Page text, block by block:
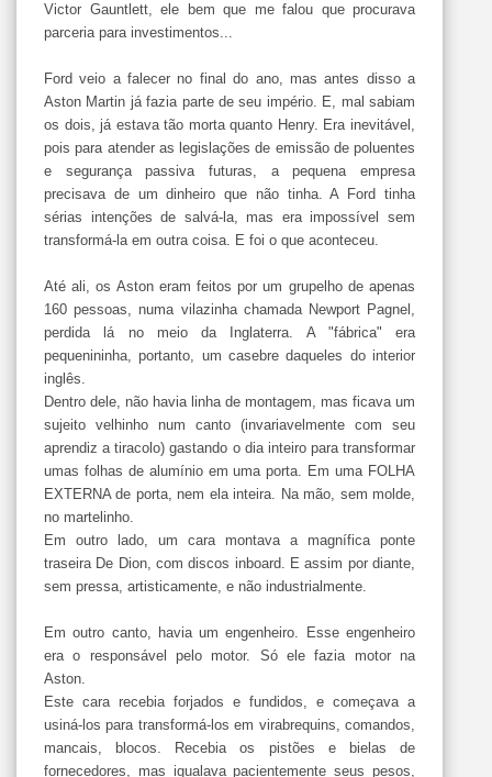
Victor Gauntlett, ele bem que me falou que procurava
parceria para investimentos...
Ford veio a falecer no final do ano, mas antes disso a
Aston Martin já fazia parte de seu império. E, mal sabiam
os dois, já estava tão morta quanto Henry. Era inevitável,
pois para atender as legislações de emissão de poluentes
e segurança passiva futuras, a pequena empresa
precisava de um dinheiro que não tinha. A Ford tinha
sérias intenções de salvá-la, mas era impossível sem
transformá-la em outra coisa. E foi o que aconteceu.
Até ali, os Aston eram feitos por um grupelho de apenas
160 pessoas, numa vilazinha chamada Newport Pagnel,
perdida lá no meio da Inglaterra. A "fábrica" era
pequenininha, portanto, um casebre daqueles do interior
inglês.
Dentro dele, não havia linha de montagem, mas ficava um
sujeito velhinho num canto (invariavelmente com seu
aprendiz a tiracolo) gastando o dia inteiro para transformar
umas folhas de alumínio em uma porta. Em uma FOLHA
EXTERNA de porta, nem ela inteira. Na mão, sem molde,
no martelinho.
Em outro lado, um cara montava a magnífica ponte
traseira De Dion, com discos inboard. E assim por diante,
sem pressa, artisticamente, e não industrialmente.
Em outro canto, havia um engenheiro. Esse engenheiro
era o responsável pelo motor. Só ele fazia motor na
Aston.
Este cara recebia forjados e fundidos, e começava a
usiná-los para transformá-los em virabrequins, comandos,
mancais, blocos. Recebia os pistões e bielas de
fornecedores, mas igualava pacientemente seus pesos,